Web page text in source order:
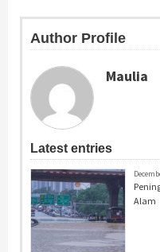
Author Profile
Maulia
Latest entries
Alam